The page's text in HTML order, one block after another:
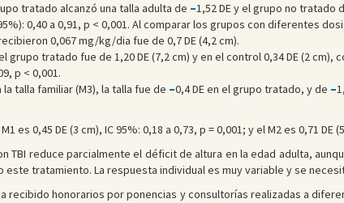
tratado alcanzó una talla adulta de –1,52 DE y el grupo no tratado
0,40 a 0,91, p < 0,001. Al comparar los grupos con diferentes
0,067 mg/kg/dia fue de 0,7 DE (4,2 cm).
grupo tratado fue de 1,20 DE (7,2 cm) y en el control 0,34 DE (2 cm),
p < 0,001.
talla familiar (M3), la talla fue de –0,4 DE en el grupo tratado, y de –
0,45 DE (3 cm), IC 95%: 0,18 a 0,73, p = 0,001; y el M2 es 0,71 DE
TBI reduce parcialmente el déficit de altura en la edad adulta,
tratamiento. La respuesta individual es muy variable y se
recibido honorarios por ponencias y consultorías realizadas a